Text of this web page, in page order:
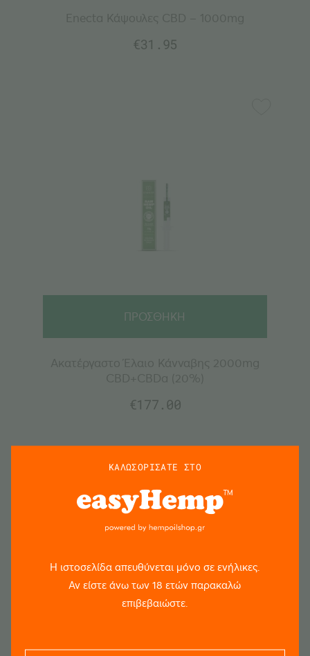
ΚΑΛΩΣΟΡΙΣΑΤΕ ΣΤΟ
Η ιστοσελίδα απευθύνεται μόνο σε ενήλικες.
Αν είστε άνω των 18 ετών παρακαλώ
επιβεβαιώστε.
€31.95
ΠΡΟΣΘΗΚΗ
€177.00